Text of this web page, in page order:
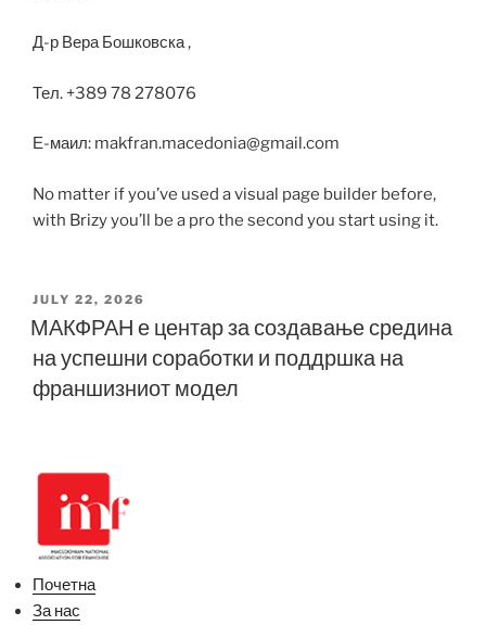
Д-р Вера Бошковска ,
Тел. +389 78 278076
Е-маил: makfran.macedonia@gmail.com
No matter if you’ve used a visual page builder before,
with Brizy you’ll be a pro the second you start using it.
POSTED
ON
JULY 22, 2026
МАКФРАН е центар за создавање средина
на успешни соработки и поддршка на
франшизниот модел
Почетна
За нас